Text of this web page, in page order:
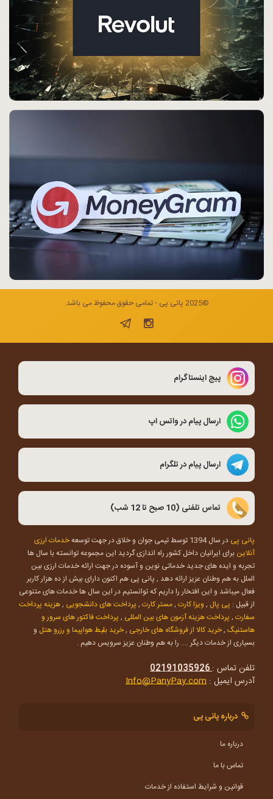
©2025 پانی پی - تمامی حقوق محفوظ می باشد.
پیج اینستاگرام
ارسال پیام در واتس اپ
ارسال پیام در تلگرام
تماس تلفنی (10 صبح تا 12 شب)
پانی پی در سال 1394 توسط تیمی جوان و خلاق در جهت توسعه
خدمات ارزی
آنلاین برای ایرانیان داخل کشور راه اندازی گردید این مجموعه توانسته با سال ها
تجربه و ایده های جدید خدماتی نوین و آسوده در جهت ارائه خدمات ارزی بین
الملل به هم وطنان عزیز ارائه دهد , پانی پی هم اکنون دارای بیش از ده هزار کاربر
فعال میباشد و این افتخار را داریم که توانستیم در این سال ها خدمات های متنوعی
از قبیل : پی پال , ویزا کارت ,مستر کارت , پرداخت های دانشجویی ,هزینه پرداخت
سفارت , پرداخت هزینه آزمون های بین المللی , پرداخت فاکتور های سرور و
هاستنیگ ,خرید کالا از فروشگاه های خارجی ,خرید بلیط هواپیما و رزرو هتل و
بسیاری از خدمات دیگر .... را به هم وطنان عزیز سرویس دهیم .
تلفن تماس :02191035926
آدرس ایمیل : Info@PanyPay.com
درباره پانی پی
درباره ما
تماس با ما
قوانین و شرایط استفاده از خدمات